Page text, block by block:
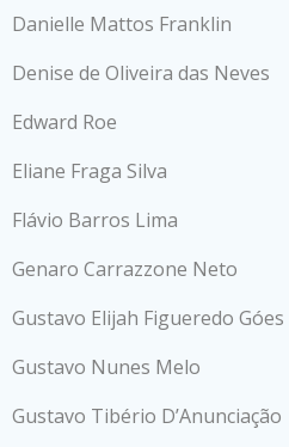
Danielle Mattos Franklin
Denise de Oliveira das Neves
Edward Roe
Eliane Fraga Silva
Flávio Barros Lima
Genaro Carrazzone Neto
Gustavo Elijah Figueredo Góes
Gustavo Nunes Melo
Gustavo Tibério D’Anunciação